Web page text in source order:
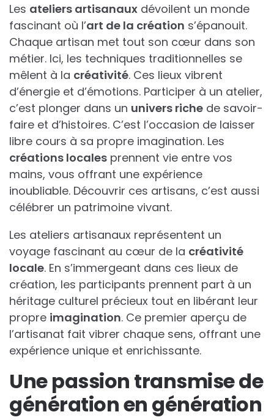
Les ateliers artisanaux dévoilent un monde
fascinant où l’art de la création s’épanouit.
Chaque artisan met tout son cœur dans son
métier. Ici, les techniques traditionnelles se
mêlent à la créativité. Ces lieux vibrent
d’énergie et d’émotions. Participer à un atelier,
c’est plonger dans un univers riche de savoir-
faire et d’histoires. C’est l’occasion de laisser
libre cours à sa propre imagination. Les
créations locales prennent vie entre vos
mains, vous offrant une expérience
inoubliable. Découvrir ces artisans, c’est aussi
célébrer un patrimoine vivant.
Les ateliers artisanaux représentent un
voyage fascinant au cœur de la créativité
locale. En s’immergeant dans ces lieux de
création, les participants prennent part à un
héritage culturel précieux tout en libérant leur
propre imagination. Ce premier aperçu de
l’artisanat fait vibrer chaque sens, offrant une
expérience unique et enrichissante.
Une passion transmise de
génération en génération